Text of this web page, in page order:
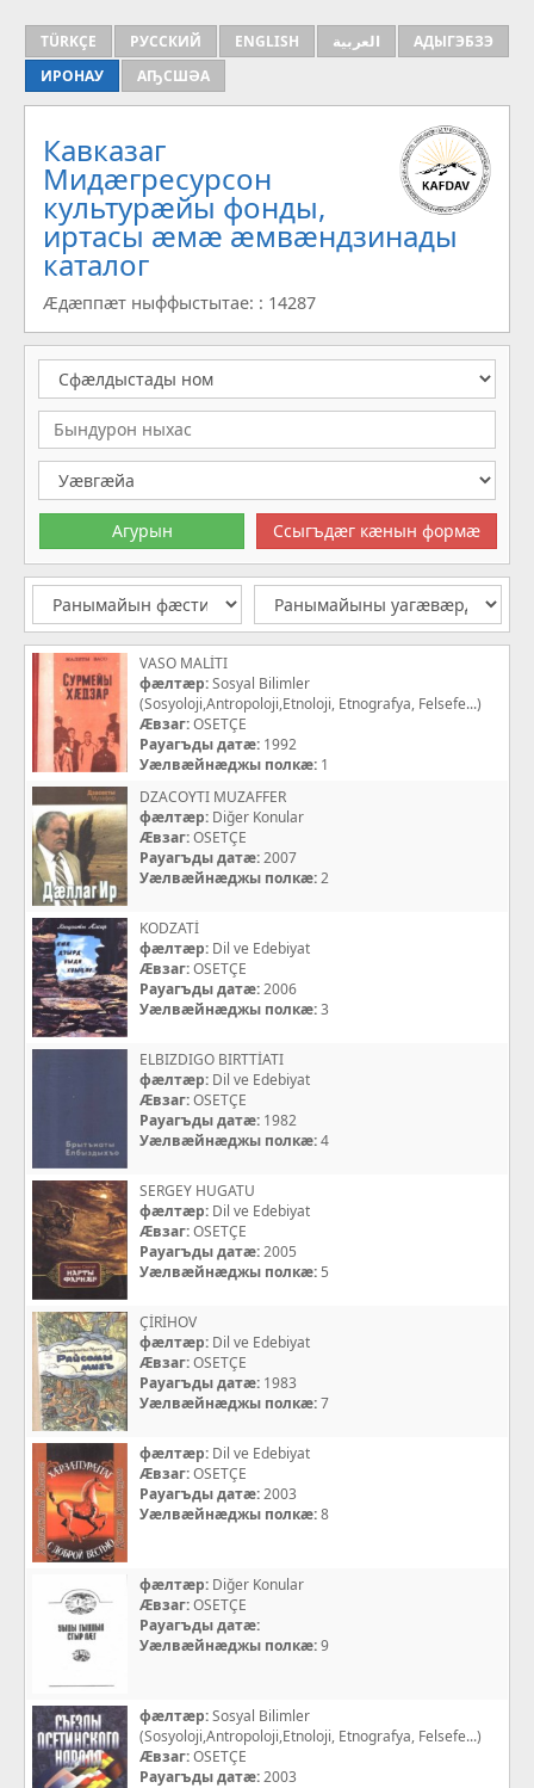
TÜRKÇE РУССКИЙ ENGLISH العربية
АДЫГЭБЗЭ
ИРОНАУ
АҦСШӘА
Кавказаг
Мидæгресурсон
культурæйы фонды,
иртасы æмæ æмвæндзинады
каталог
Æдæппæт ныффыстытае: : 14287
VASO MALİTI
фæлтæр:Sosyal Bilimler
(Sosyoloji,Antropoloji,Etnoloji, Etnografya, Felsefe...)
Æвзаг:OSETÇE
Рауагъды датæ: 1992
Уæлвæйнæджы полкæ: 1
DZACOYTI MUZAFFER
фæлтæр: Diğer Konular
Æвзаг:OSETÇE
Рауагъды датæ:2007
Уæлвæйнæджы полкæ:2
KODZATİ
фæлтæр: Dil ve Edebiyat
Æвзаг:OSETÇE
Рауагъды датæ:2006
Уæлвæйнæджы полкæ:3
ELBIZDIGO BIRTTİATI
фæлтæр: Dil ve Edebiyat
Æвзаг:OSETÇE
Рауагъды датæ: 1982
Уæлвæйнæджы полкæ:4
SERGEY HUGATU
фæлтæр: Dil ve Edebiyat
Æвзаг:OSETÇE
Рауагъды датæ:2005
Уæлвæйнæджы полкæ: 5
ÇİRİHOV
фæлтæр: Dil ve Edebiyat
Æвзаг:OSETÇE
Рауагъды датæ: 1983
Уæлвæйнæджы полкæ:7
фæлтæр: Dil ve Edebiyat
Æвзаг:OSETÇE
Рауагъды датæ:2003
Уæлвæйнæджы полкæ:8
фæлтæр: Diğer Konular
Æвзаг:OSETÇE
Рауагъды датæ:
Уæлвæйнæджы полкæ:9
фæлтæр:Sosyal Bilimler
(Sosyoloji,Antropoloji,Etnoloji, Etnografya, Felsefe...)
Æвзаг:OSETÇE
Рауагъды датæ:2003